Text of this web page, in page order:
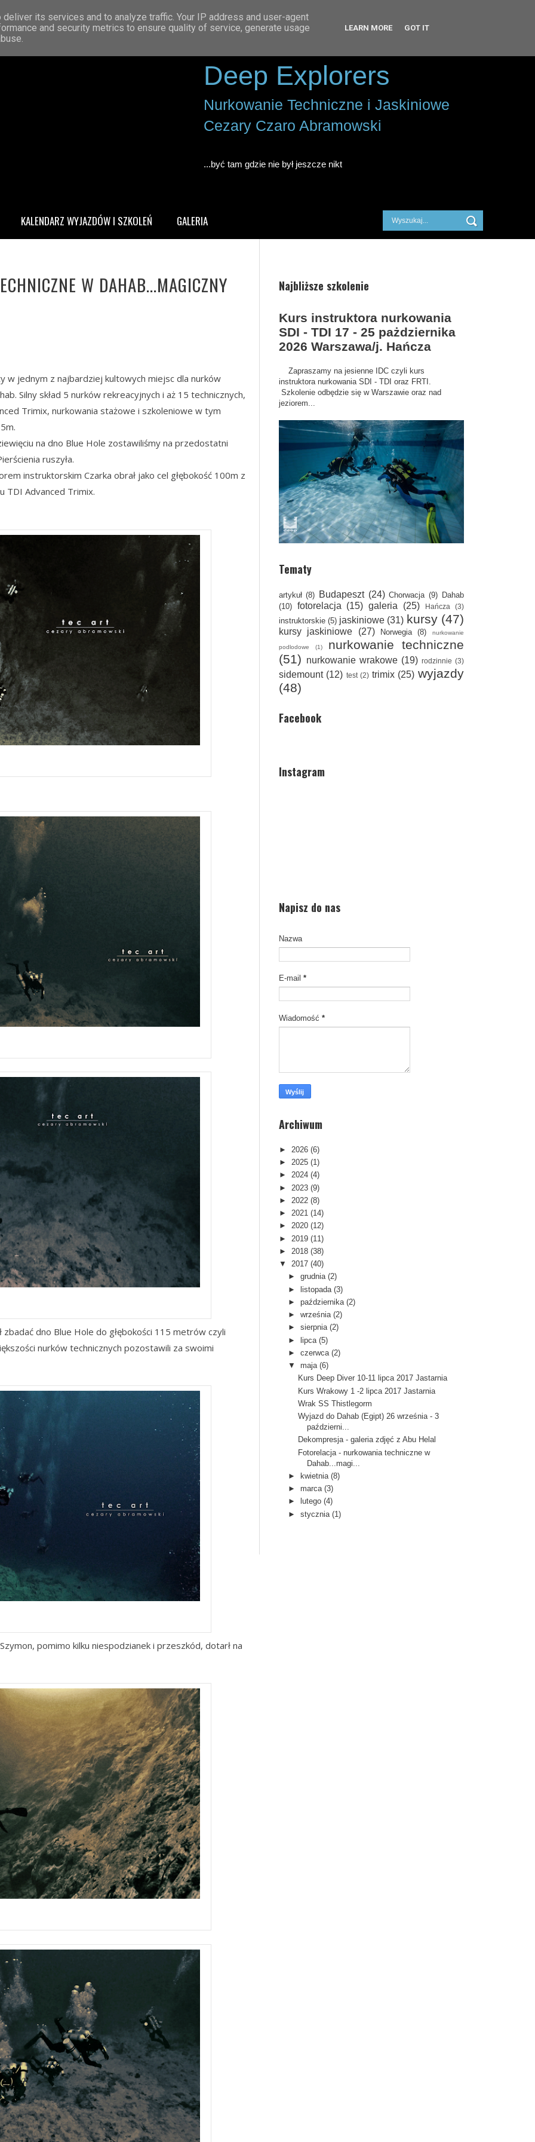
Deep Explorers
Nurkowanie Techniczne i Jaskiniowe
Cezary Czaro Abramowski
...być tam gdzie nie był jeszcze nikt
KALENDARZ WYJAZDÓW I SZKOLEŃ GALERIA
W DAHAB...MAGICZNY
w jednym z najbardziej kultowych miejsc dla nurków
Silny skład 5 nurków rekreacyjnych i aż 15 technicznych,
Trimix, nurkowania stażowe i szkoleniowe w tym
na dno Blue Hole zostawiliśmy na przedostatni
ruszyła.
instruktorskim Czarka obrał jako cel głębokość 100m z
TDI Advanced Trimix.
zbadać dno Blue Hole do głębokości 115 metrów czyli
nurków technicznych pozostawili za swoimi
pomimo kilku niespodzianek i przeszkód, dotarł na
Najbliższe szkolenie
Kurs instruktora nurkowania
SDI - TDI 17 - 25 pażdziernika
2026 Warszawa/j. Hańcza
Zapraszamy na jesienne IDC czyli kurs
instruktora nurkowania SDI - TDI oraz FRTI.
Szkolenie odbędzie się w Warszawie oraz nad
jeziorem...
Tematy
artykuł (8) Budapeszt (24) Chorwacja (9) Dahab
(10)
fotorelacja (15) galeria (25) Hańcza (3)
instruktorskie (5) jaskiniowe (31) kursy (47)
kursy jaskiniowe (27) Norwegia (8) nurkowanie
podlodowe (1)
nurkowanie techniczne
(51) nurkowanie wrakowe (19) rodzinnie (3)
sidemount (12) test (2) trimix (25) wyjazdy
(48)
Facebook
Instagram
Napisz do nas
Nazwa
E-mail *
Wiadomość *
Archiwum
► 2026 (6)
► 2025 (1)
► 2024 (4)
► 2023 (9)
► 2022 (8)
► 2021 (14)
► 2020 (12)
► 2019 (11)
► 2018 (38)
▼
2017 (40)
►grudnia (2)
►listopada (3)
►października (2)
►września (2)
►sierpnia (2)
►lipca (5)
►czerwca (2)
▼
maja (6)
Kurs Deep Diver 10-11 lipca 2017 Jastarnia
Kurs Wrakowy 1 -2 lipca 2017 Jastarnia
Wrak SS Thistlegorm
Wyjazd do Dahab (Egipt) 26 września - 3
październi...
Dekompresja - galeria zdjęć z Abu Helal
Fotorelacja - nurkowania techniczne w
Dahab...magi...
►
kwietnia (8)
► marca (3)
►
lutego (4)
►stycznia (1)
its services and to analyze traffic. Your IP address and user-agent
and security metrics to ensure quality of service, generate usage
LEARN MORE GOT IT